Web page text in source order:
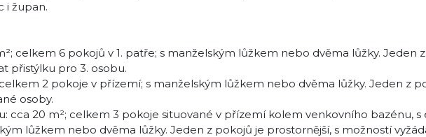
i župan.
celkem 6 pokojů v 1. patře; s manželským lůžkem nebo dvěma lůžky. Jeden
přistýlku pro 3. osobu.
celkem 2 pokoje v přízemí; s manželským lůžkem nebo dvěma lůžky. Jeden z
osoby.
cca 20 m²; celkem 3 pokoje situované v přízemí kolem venkovního bazénu, s
lůžkem nebo dvěma lůžky. Jeden z pokojů je prostornější, s možností